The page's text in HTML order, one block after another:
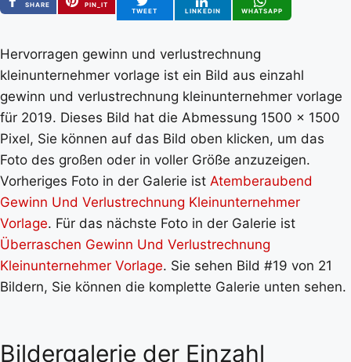
SHARE
PIN_IT
TWEET
LINKEDIN WHATSAPP
Hervorragen gewinn und verlustrechnung
kleinunternehmer vorlage ist ein Bild aus einzahl
gewinn und verlustrechnung kleinunternehmer vorlage
für 2019. Dieses Bild hat die Abmessung 1500 x 1500
Pixel, Sie können auf das Bild oben klicken, um das
Foto des großen oder in voller Größe anzuzeigen.
Vorheriges Foto in der Galerie ist Atemberaubend
Gewinn Und Verlustrechnung Kleinunternehmer
Vorlage. Für das nächste Foto in der Galerie ist
Überraschen Gewinn Und Verlustrechnung
Kleinunternehmer Vorlage. Sie sehen Bild #19 von 21
Bildern, Sie können die komplette Galerie unten sehen.
Bildergalerie der Einzahl